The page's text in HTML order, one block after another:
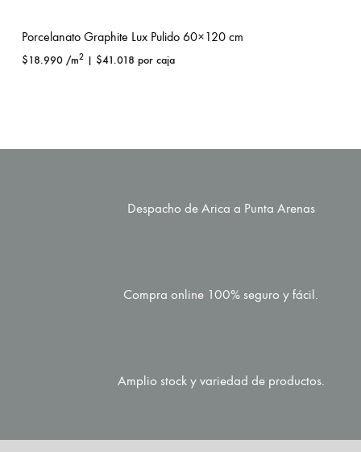
Porcelanato Graphite Lux Pulido 60×120 cm
$18.990 /m2 | $41.018 por caja
Despacho de Arica a Punta Arenas
Compra online 100% seguro y fácil.
Amplio stock y variedad de productos.